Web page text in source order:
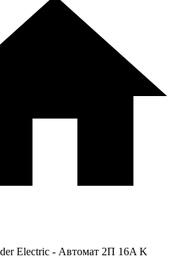
Electric - Автомат 2П 16A K